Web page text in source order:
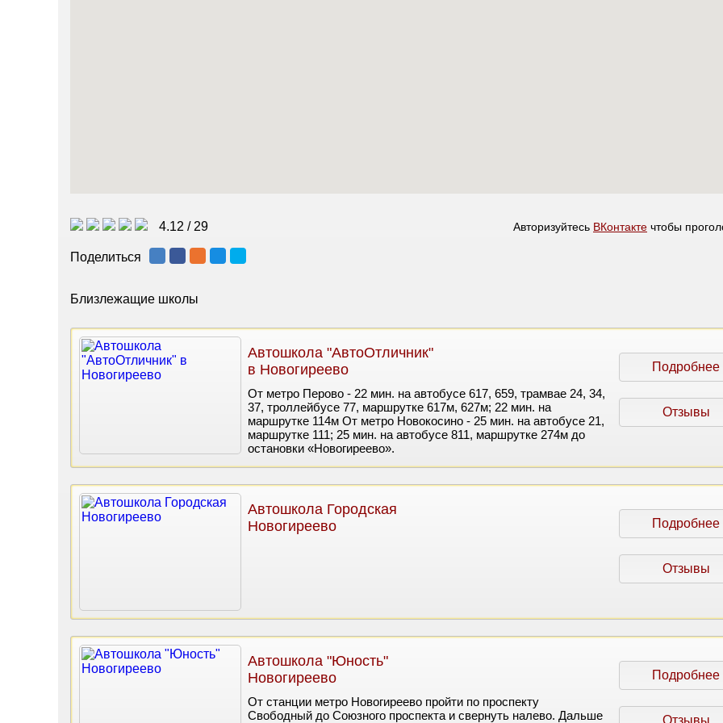
4.12 / 29 Авторизуйтесь ВКонтакте чтобы
Поделиться
Близлежащие школы
Автошкола "АвтоОтличник"
в Новогиреево
От метро Перово - 22 мин. на автобусе 617, 659, трамвае 24, 34,
37, троллейбусе 77, маршрутке 617м, 627м; 22 мин. на
маршрутке 114м От метро Новокосино - 25 мин. на автобусе 21,
маршрутке 111; 25 мин. на автобусе 811, маршрутке 274м до
остановки «Новогиреево».
Подробнее
Отзывы
Автошкола Городская
Новогиреево
Подробнее
Отзывы
Автошкола "Юность"
Новогиреево
От станции метро Новогиреево пройти по проспекту
Свободный до Союзного проспекта и свернуть налево. Дальше
Подробнее